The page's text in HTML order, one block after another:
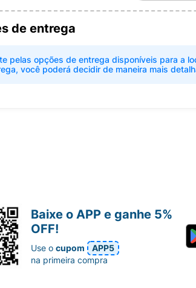
de entrega
pelas opções de entrega disponíveis para a
você poderá decidir de maneira mais
Baixe o APP e ganhe 5%
OFF!
Use ocupom
APP5
na primeira compra